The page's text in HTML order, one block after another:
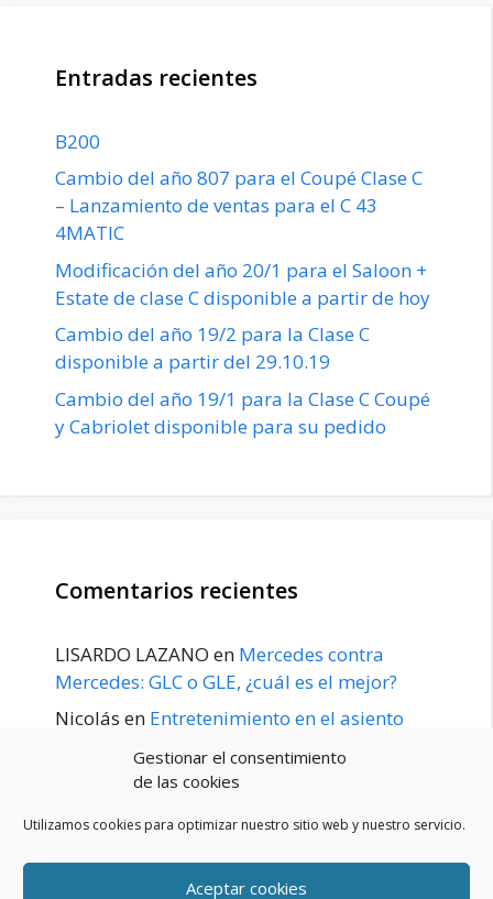
Gestionar el consentimiento
de las cookies
Utilizamos cookies para optimizar nuestro sitio web y nuestro servicio.
Aceptar cookies
Entradas recientes
B200
Cambio del año 807 para el Coupé Clase C
– Lanzamiento de ventas para el C 43
4MATIC
Modificación del año 20/1 para el Saloon +
Estate de clase C disponible a partir de hoy
Cambio del año 19/2 para la Clase C
disponible a partir del 29.10.19
Cambio del año 19/1 para la Clase C Coupé
y Cabriolet disponible para su pedido
Comentarios recientes
LISARDO LAZANO en Mercedes contra
Mercedes: GLC o GLE, ¿cuál es el mejor?
Nicolás en Entretenimiento en el asiento
trasero para el GLE / GLS disponible a
principios de 2020